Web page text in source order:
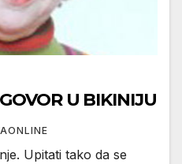
Jagoda Kljaić: ODGOVOR U BIKINIJU
Upitati tako da se